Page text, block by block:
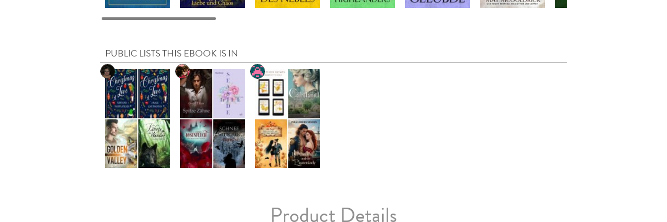
PUBLIC LISTS THIS EBOOK IS IN
Product Details